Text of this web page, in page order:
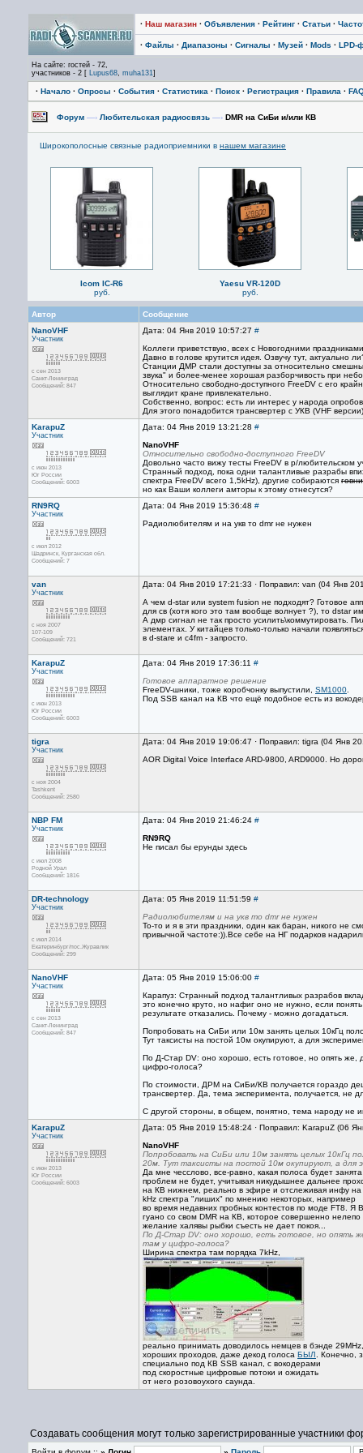
· Наш магазин · Объявления · Рейтинг · Статьи ·
· Файлы · Диапазоны · Сигналы · Музей · Mods · LPD-
На сайте: гостей - 72,
участников - 2 [ Lupus68, muha131]
· Начало · Опросы · События · Статистика · Поиск · Регистрация · Правила ·
Форум —› Любительская радиосвязь —› DMR на СиБи и/или КВ
Широкополосные связные радиоприемники в нашем магазине
Icom IC-R6
руб.
Yaesu VR-120D
руб.
Автор
Сообщение
NanoVHF
Участник
с сен 2013
Санкт-Ленинград
Сообщений: 847
Дата: 04 Янв 2019 10:57:27 #
Коллеги приветствую, всех с Новогодними
Давно в голове крутится идея. Озвучу тут, актуально
Станции ДМР стали доступны за относительно
звука" и более-менее хорошая разборчивость при
Относительно свободно-доступного FreeDV с его
выглядит кране привлекательно.
Собственно, вопрос: есть ли интерес у народа
Для этого понадобится трансвертер с УКВ (VHF
KarapuZ
Участник
с июн 2013
Юг России
Сообщений: 6003
Дата: 04 Янв 2019 13:21:28 #
NanoVHF
Относительно свободно-доступного FreeDV
Довольно часто вижу тесты FreeDV в р/любительском
Странный подход, пока одни талантливые разрабы
спектра FreeDV всего 1,5kHz), другие собираются
но как Ваши коллеги амторы к этому отнесутся?
RN9RQ
Участник
с июл 2012
Шадринск, Курганская обл.
Сообщений: 7
Дата: 04 Янв 2019 15:36:48 #
Радиолюбителям и на укв то dmr не нужен
van
Участник
с ноя 2007
107-109
Сообщений: 721
Дата: 04 Янв 2019 17:21:33 · Поправил: van (04 Янв
А чем d-star или system fusion не подходят? Готовое
для св (хотя кого это там вообще волнует ?), то dstar
А дмр сигнал не так просто усилить\коммутировать.
элементах. У китайцев только-только начали
в d-stare и с4fm - запросто.
KarapuZ
Участник
с июн 2013
Юг России
Сообщений: 6003
Дата: 04 Янв 2019 17:36:11 #
Готовое аппаратное решение
FreeDV-шники, тоже коробчонку выпустили, SM1000
Под SSB канал на КВ что ещё подобное есть из
tigra
Участник
с ноя 2004
Tashkent
Сообщений: 2580
Дата: 04 Янв 2019 19:06:47 · Поправил: tigra (04 Янв
AOR Digital Voice Interface ARD-9800, ARD9000. Но
NBP FM
Участник
с июл 2008
Родной Урал
Сообщений: 1816
Дата: 04 Янв 2019 21:46:24 #
RN9RQ
Не писал бы ерунды здесь
DR-technology
Участник
с июл 2014
Екатеринбург/пос.Журавлик
Сообщений: 299
Дата: 05 Янв 2019 11:51:59 #
Радиолюбителям и на укв то dmr не нужен
То-то и я в эти праздники, один как баран, никого не
привычной частоте:)).Все себе на НГ подарков
NanoVHF
Участник
с сен 2013
Санкт-Ленинград
Сообщений: 847
Дата: 05 Янв 2019 15:06:00 #
Карапуз: Странный подход талантливых разрабов
это конечно круто, но нафиг оно не нужно, если
результате отказались. Почему - можно догадаться.
Попробовать на СиБи или 10м занять целых 10кГц
Тут таксисты на постой 10м окупируют, а для
По Д-Стар DV: оно хорошо, есть готовое, но опять же,
цифро-голоса?
По стоимости, ДРМ на СиБи/КВ получается гораздо
трансвертер. Да, тема эксперимента, получается, не
С другой стороны, в общем, понятно, тема народу не
KarapuZ
Участник
с июн 2013
Юг России
Сообщений: 6003
Дата: 05 Янв 2019 15:48:24 · Поправил: KarapuZ (06
NanoVHF
Попробовать на СиБи или 10м занять целых 10кГц
20м. Тут таксисты на постой 10м окупируют, а для
Да мне чесслово, все-равно, какая полоса будет
проблем не будет, учитывая никудышнее дальнее
на КВ нижнем, реально в эфире и отслеживая инфу на
kHz спектра "лиших" по мнению некоторых, например
во время недавних пробных контестов по моде FT8. Я
гуано со свом DMR на КВ, которое совершенно
желание халявы рыбки съесть не дает покоя...
По Д-Стар DV: оно хорошо, есть готовое, но опять
там у цифро-голоса?
Ширина спектра там порядка 7kHz,
реально принимать доводилось немцев в бэнде
хороших проходов, даже декод голоса БЫЛ . Конечно,
специально под КВ SSB канал, с вокодерами
под скоростные цифровые потоки и ожидать
от него розовоухого саунда.
Создавать сообщения могут только зарегистрированные участники